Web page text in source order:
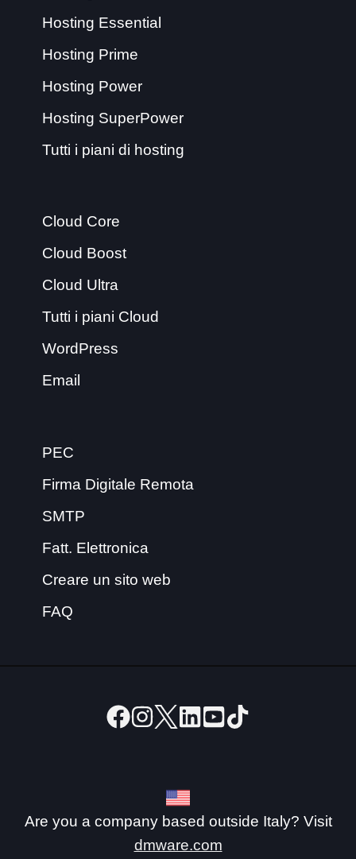
Hosting Essential
Hosting Prime
Hosting Power
Hosting SuperPower
Tutti i piani di hosting
Cloud Core
Cloud Boost
Cloud Ultra
Tutti i piani Cloud
WordPress
Email
PEC
Firma Digitale Remota
SMTP
Fatt. Elettronica
Creare un sito web
FAQ
Are you a company based outside Italy? Visit
dmware.com